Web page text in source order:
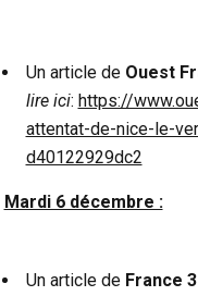
Un article de Ouest
lire ici: https://
attentat-de-nice-le-
d40122929dc2
Mardi 6 décembre :
Un article de France 3